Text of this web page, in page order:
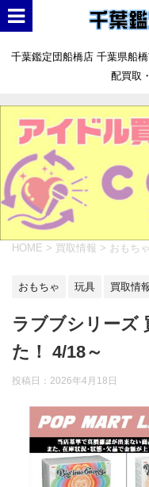
千葉鑑定団船橋店 千葉県船
配買取
HOME > 買取情報 > おもちゃ
おもちゃ 玩具 買取情
ラブブシリーズ
た！ 4/18～
投稿日： 2026年4月18日